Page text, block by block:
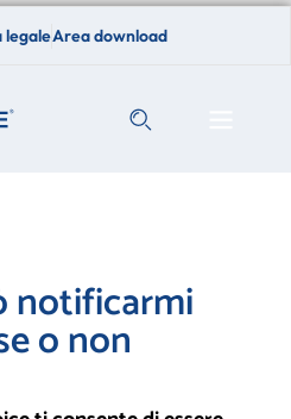
legaleArea download
notificarmi
o non